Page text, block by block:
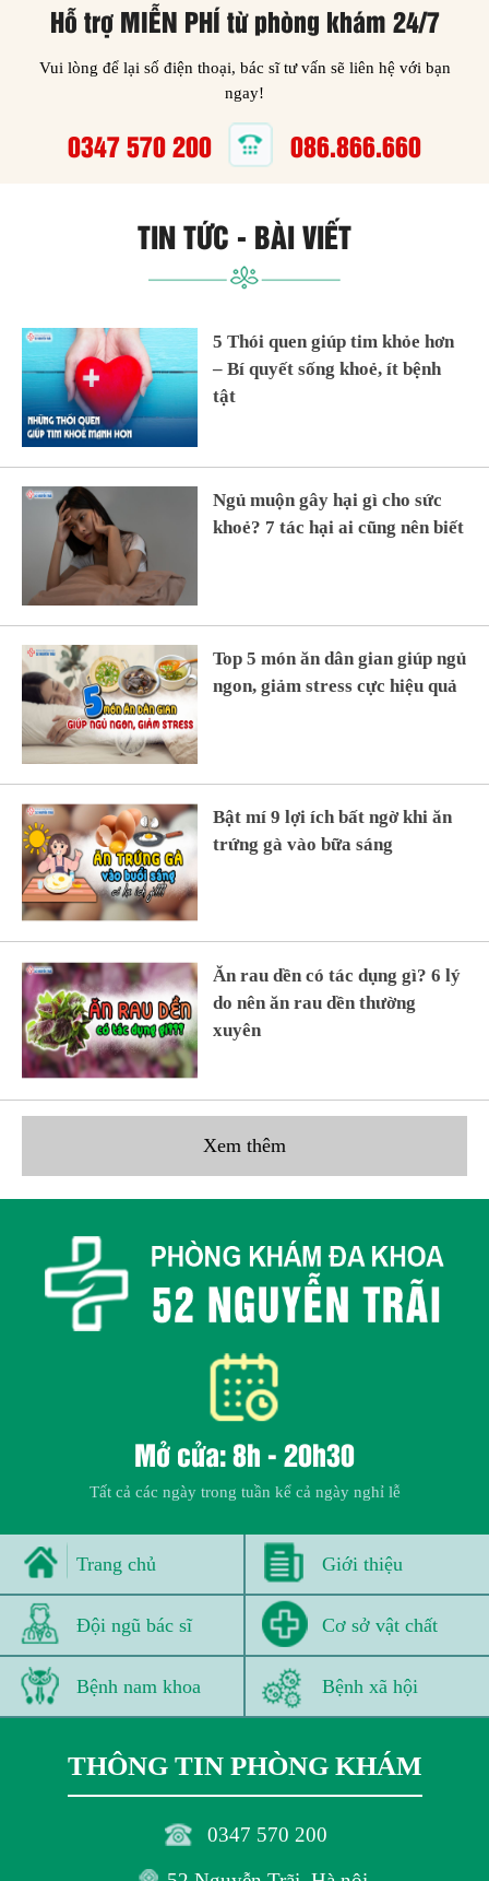
Hỗ trợ MIỄN PHÍ từ phòng khám 24/7
Vui lòng để lại số điện thoại, bác sĩ tư vấn sẽ liên hệ với bạn
ngay!
0347 570 200 086.866.660
TIN TỨC - BÀI VIẾT
5 Thói quen giúp tim khỏe hơn
– Bí quyết sống khoẻ, ít bệnh
tật
Ngủ muộn gây hại gì cho sức
khoẻ? 7 tác hại ai cũng nên biết
Top 5 món ăn dân gian giúp ngủ
ngon, giảm stress cực hiệu quả
Bật mí 9 lợi ích bất ngờ khi ăn
trứng gà vào bữa sáng
Ăn rau dền có tác dụng gì? 6 lý
do nên ăn rau dền thường
xuyên
Xem thêm
Mở cửa: 8h - 20h30
Tất cả các ngày trong tuần kể cả ngày nghỉ lễ
Trang chủ Giới thiệu
Đội ngũ bác sĩ Cơ sở vật chất
Bệnh nam khoa Bệnh xã hội
THÔNG TIN PHÒNG KHÁM
0347 570 200